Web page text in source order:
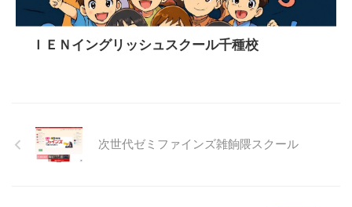
ＩＥＮイングリッシュスクール千種校
次世代ゼミファインズ雑餉隈スクール